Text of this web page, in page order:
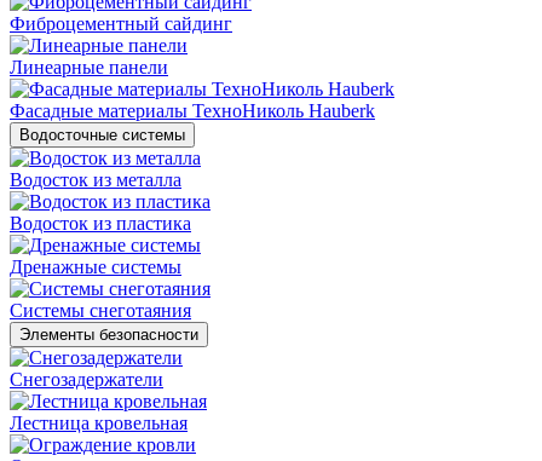
Фиброцементный сайдинг
Линеарные панели
Фасадные материалы ТехноНиколь Hauberk
Водосточные системы
Водосток из металла
Водосток из пластика
Дренажные системы
Системы снеготаяния
Элементы безопасности
Снегозадержатели
Лестница кровельная